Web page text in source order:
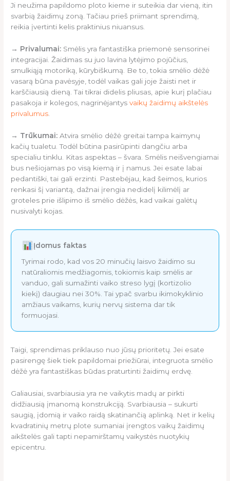
Ji neužima papildomo ploto kieme ir suteikia dar vieną, itin
svarbią žaidimų zoną. Tačiau prieš priimant sprendimą,
reikia įvertinti kelis praktinius niuansus.
→ Privalumai: Smėlis yra fantastiška priemonė sensorinei
integracijai. Žaidimas su juo lavina lytėjimo pojūčius,
smulkiąją motoriką, kūrybiškumą. Be to, tokia smėlio dėžė
vasarą būna pavėsyje, todėl vaikas gali joje žaisti net ir
karščiausią dieną. Tai tikrai didelis pliusas, apie kurį plačiau
pasakoja ir kolegos, nagrinėjantysvaikų žaidimų aikštelės
privalumus
→ Trūkumai: Atvira smėlio dėžė greitai tampa kaimynų
kačių tualetu. Todėl būtina pasirūpinti dangčiu arba
specialiu tinklu. Kitas aspektas – švara. Smėlis neišvengiamai
bus nešiojamas po visą kiemą ir į namus. Jei esate labai
pedantiški, tai gali erzinti. Pastebėjau, kad šeimos, kurios
renkasi šį variantą, dažnai įrengia nedidelį kilimėlį ar
groteles prie išlipimo iš smėlio dėžės, kad vaikai galėtų
nusivalyti kojas.
Įdomus faktas
Tyrimai rodo, kad vos 20 minučių laisvo žaidimo su
natūraliomis medžiagomis, tokiomis kaip smėlis ar
vanduo, gali sumažinti vaiko streso lygį (kortizolio
kiekį) daugiau nei 30%. Tai ypač svarbu ikimokyklinio
amžiaus vaikams, kurių nervų sistema dar tik
formuojasi.
Taigi, sprendimas priklauso nuo jūsų prioritetų. Jei esate
pasirengę šiek tiek papildomai priežiūrai, integruota smėlio
dėžė yra fantastiškas būdas praturtinti žaidimų erdvę.
Galiausiai, svarbiausia yra ne vaikytis madų ar pirkti
didžiausią įmanomą konstrukciją. Svarbiausia – sukurti
saugią, įdomią ir vaiko raidą skatinančią aplinką. Net ir kelių
kvadratinių metrų plote sumaniai įrengtos vaikų žaidimų
aikštelės gali tapti nepamirštamų vaikystės nuotykių
epicentru.